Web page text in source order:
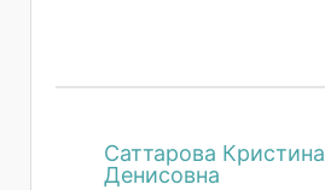
Саттарова Кристина
Денисовна